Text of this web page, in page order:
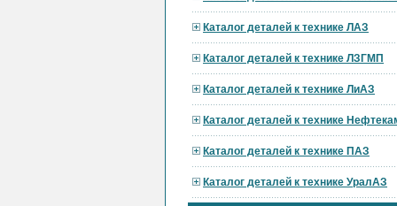
Каталог деталей к технике ЛАЗ
Каталог деталей к технике ЛЗГМП
Каталог деталей к технике ЛиАЗ
Каталог деталей к технике
Каталог деталей к технике ПАЗ
Каталог деталей к технике УралАЗ